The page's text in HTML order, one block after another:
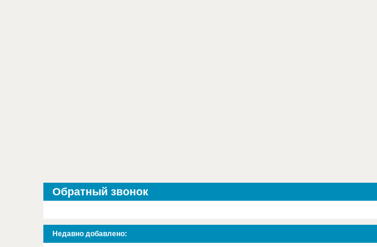
Обратный звонок
Недавно добавлено: